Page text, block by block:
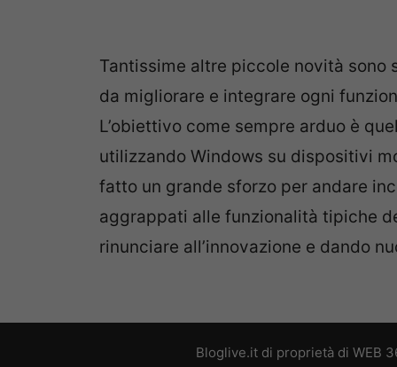
Tantissime altre piccole novità sono
da migliorare e integrare ogni
L’obiettivo come sempre arduo è
utilizzando Windows su dispositivi
fatto un grande sforzo per andare
aggrappati alle funzionalità tipiche
rinunciare all’innovazione e dando
Bloglive.it di proprietà di WEB